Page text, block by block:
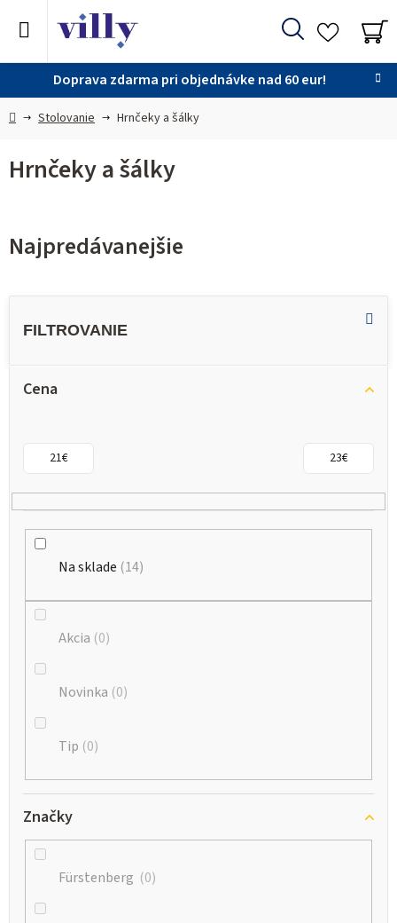
Doprava zdarma pri objednávke nad 60 eur!
Hľadať
DomovStolovanie Hrnčeky a šálky
Hrnčeky a šálky
Najpredávanejšie
Cena
21€ 23€
Na sklade 14
Akcia 0
Novinka 0
Tip 0
Značky
Fürstenberg 0
V
o
d